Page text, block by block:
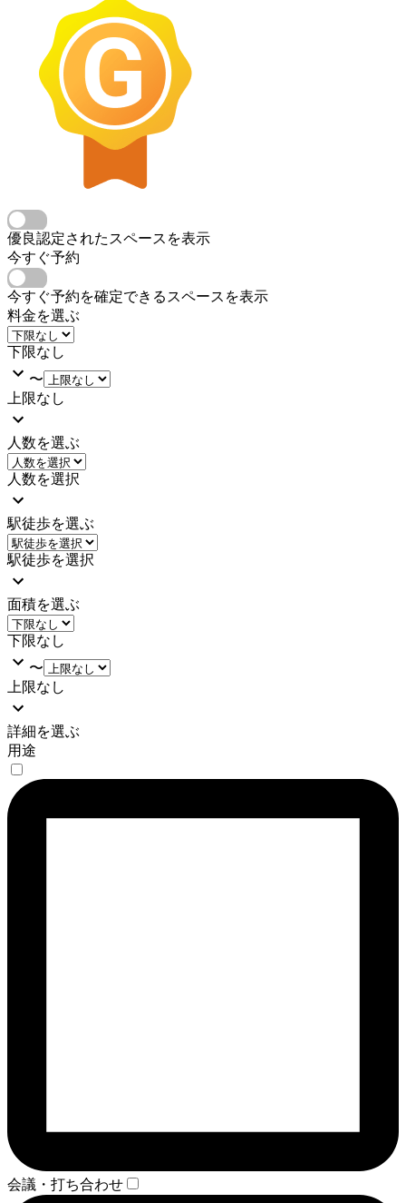
優良認定されたスペースを表示
今すぐ予約
今すぐ予約を確定できるスペースを表示
料金を選ぶ
下限なし
〜
上限なし
人数を選ぶ
人数を選択
駅徒歩を選ぶ
駅徒歩を選択
面積を選ぶ
下限なし
〜
上限なし
詳細を選ぶ
用途
会議・打ち合わせ